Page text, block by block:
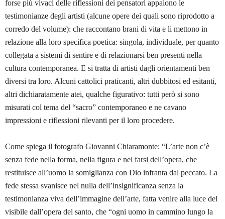
forse più vivaci delle riflessioni dei pensatori appaiono le
testimonianze degli artisti (alcune opere dei quali sono riprodotto a
corredo del volume): che raccontano brani di vita e li mettono in
relazione alla loro specifica poetica: singola, individuale, per quanto
collegata a sistemi di sentire e di relazionarsi ben presenti nella
cultura contemporanea. E si tratta di artisti dagli orientamenti ben
diversi tra loro. Alcuni cattolici praticanti, altri dubbitosi ed esitanti,
altri dichiaratamente atei, qualche figurativo: tutti però si sono
misurati col tema del “sacro” contemporaneo e ne cavano
impressioni e riflessioni rilevanti per il loro procedere.
Come spiega il fotografo Giovanni Chiaramonte: “L’arte non c’è
senza fede nella forma, nella figura e nel farsi dell’opera, che
restituisce all’uomo la somiglianza con Dio infranta dal peccato. La
fede stessa svanisce nel nulla dell’insignificanza senza la
testimonianza viva dell’immagine dell’arte, fatta venire alla luce del
visibile dall’opera del santo, che “ogni uomo in cammino lungo la